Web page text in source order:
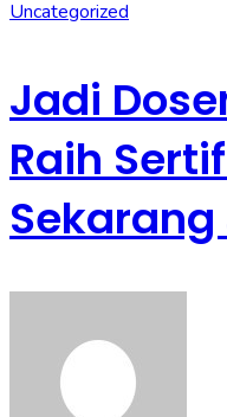
Uncategorized
Jadi
Raih